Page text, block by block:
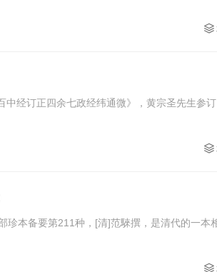
中经订正四余七政经纬通微》，黄宗圣先生参
珍本备要第211种，[清]范騋撰，是清代的一本